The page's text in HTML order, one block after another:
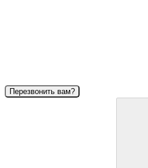
Перезвонить вам?